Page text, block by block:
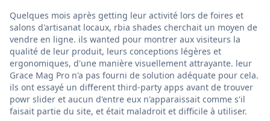
Quelques mois après getting leur activité lors de foires et
salons d'artisanat locaux, rbia shades cherchait un moyen de
vendre en ligne. ils wanted pour montrer aux visiteurs la
qualité de leur produit, leurs conceptions légères et
ergonomiques, d'une manière visuellement attrayante. leur
Grace Mag Pro n'a pas fourni de solution adéquate pour cela.
ils ont essayé un different third-party apps avant de trouver
powr slider et aucun d'entre eux n'apparaissait comme s'il
faisait partie du site, et était maladroit et difficile à utiliser.